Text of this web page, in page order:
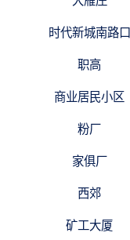
时代新城南路口
职高
商业居民小区
粉厂
家俱厂
西郊
矿工大厦